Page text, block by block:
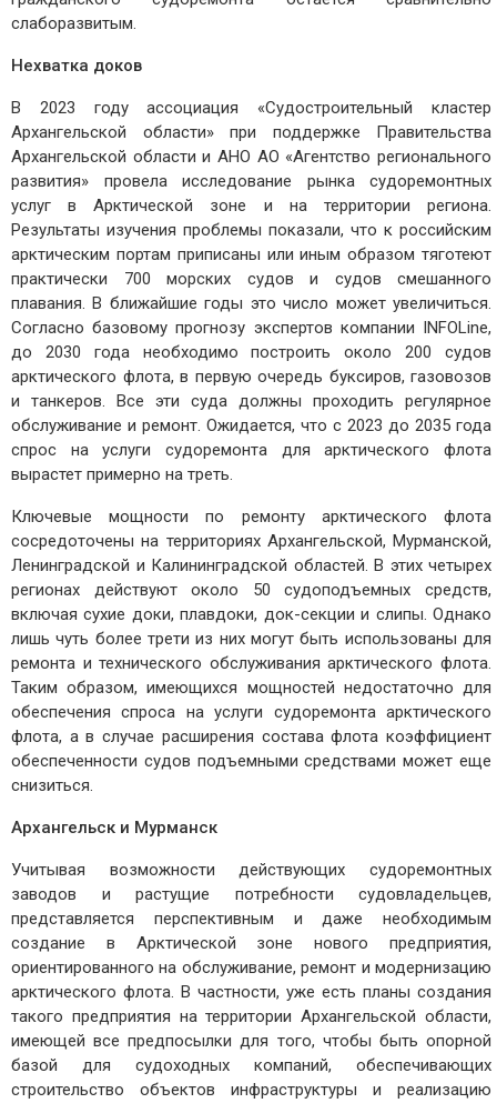
слаборазвитым.
Нехватка доков
В 2023 году ассоциация «Судостроительный кластер
Архангельской области» при поддержке Правительства
Архангельской области и АНО АО «Агентство регионального
развития» провела исследование рынка судоремонтных
услуг в Арктической зоне и на территории региона.
Результаты изучения проблемы показали, что к российским
арктическим портам приписаны или иным образом тяготеют
практически 700 морских судов и судов смешанного
плавания. В ближайшие годы это число может увеличиться.
Согласно базовому прогнозу экспертов компании INFOLine,
до 2030 года необходимо построить около 200 судов
арктического флота, в первую очередь буксиров, газовозов
и танкеров. Все эти суда должны проходить регулярное
обслуживание и ремонт. Ожидается, что с 2023 до 2035 года
спрос на услуги судоремонта для арктического флота
вырастет примерно на треть.
Ключевые мощности по ремонту арктического флота
сосредоточены на территориях Архангельской, Мурманской,
Ленинградской и Калининградской областей. В этих четырех
регионах действуют около 50 судоподъемных средств,
включая сухие доки, плавдоки, док-секции и слипы. Однако
лишь чуть более трети из них могут быть использованы для
ремонта и технического обслуживания арктического флота.
Таким образом, имеющихся мощностей недостаточно для
обеспечения спроса на услуги судоремонта арктического
флота, а в случае расширения состава флота коэффициент
обеспеченности судов подъемными средствами может еще
снизиться.
Архангельск и Мурманск
Учитывая возможности действующих судоремонтных
заводов и растущие потребности судовладельцев,
представляется перспективным и даже необходимым
создание в Арктической зоне нового предприятия,
ориентированного на обслуживание, ремонт и модернизацию
арктического флота. В частности, уже есть планы создания
такого предприятия на территории Архангельской области,
имеющей все предпосылки для того, чтобы быть опорной
базой для судоходных компаний, обеспечивающих
строительство объектов инфраструктуры и реализацию